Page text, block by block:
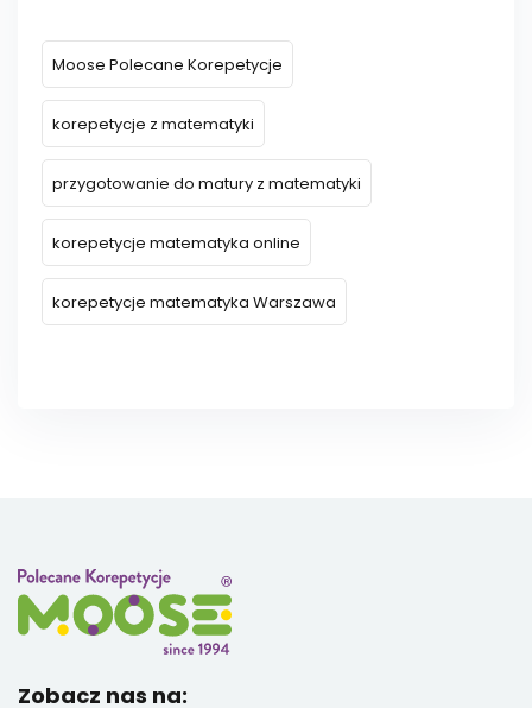
Moose Polecane Korepetycje
korepetycje z matematyki
przygotowanie do matury z matematyki
korepetycje matematyka online
korepetycje matematyka Warszawa
Zobacz nas na: